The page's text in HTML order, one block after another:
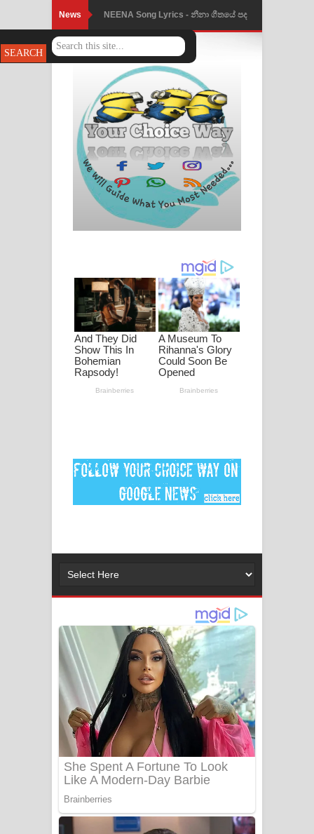
News NEENA Song Lyrics - නීනා ගීතයේ පද
පෙළ
Ahimi Wimai Himi Song Lyrics - අහිමි
විමයි හිමි ගීතයේ පද පෙළ
Mathaka Parana Song Lyrics - මතක
පාරනා ගීතයේ පද පෙළ
Nimnadhen Song Lyrics - නිම්නාදෙන්
ගීතයේ පද පෙළ
ඔබමයි මගේ ආදරේ ගීතයේ පද පෙළ
Pansal Gihin Song Lyrics - පන්සල් ගිහිං
ගීතයේ පද පෙළ
Ankeliya Song Lyrics - අංකෙළිය ගීතයේ
ගීතයේ පද පෙළ
MANAMALA KATHA Song Lyrics -
2026 football world cup song lyrics
අම්මා ගීතයේ පද පෙළ
Gemak Deela Song Lyrics - ගේමක් දීලා
ගීතයේ පද පෙළ
Niwuna Numba Hinda Song Lyrics -
නිවුනා නුඹ හින්දා ගීතයේ පද පෙළ
Numba Dun Aadare Song Lyrics - නුඹ